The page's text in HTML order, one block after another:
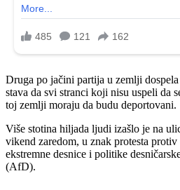
Druga po jačini partija u zemlji
stava da svi stranci koji nisu uspeli da
toj zemlji moraju da budu deportovani.
Više stotina hiljada ljudi izašlo je na
vikend zaredom, u znak protesta
ekstremne desnice i politike
(AfD).